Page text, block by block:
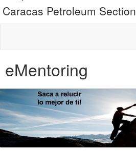
Caracas Petroleum Section
eMentoring